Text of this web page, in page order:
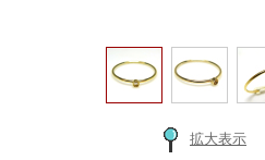
拡大表示